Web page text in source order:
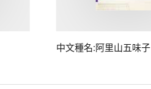
中文種名:阿里山五味子